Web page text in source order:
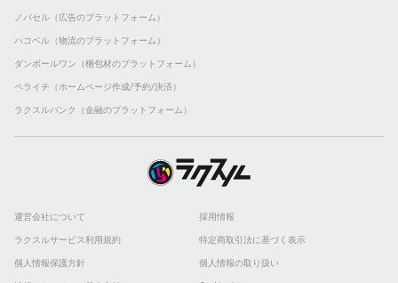
ノバセル（広告のプラットフォーム）
ハコベル（物流のプラットフォーム）
ダンボールワン（梱包材のプラットフォーム）
ペライチ（ホームページ作成/予約/決済）
ラクスルバンク（金融のプラットフォーム）
運営会社について 採用情報
ラクスルサービス利用規約 特定商取引法に基づく表示
個人情報保護方針 個人情報の取り扱い